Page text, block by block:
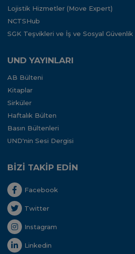
Lojistik Hizmetler (Move Expert)
NCTSHub
SGK Teşvikleri ve İş ve Sosyal
UND YAYINLARI
AB Bülteni
Kitaplar
Sirküler
Haftalık Bülten
Basın Bültenleri
UND'nin Sesi Dergisi
BİZİ TAKİP EDİN
Facebook
Twitter
Instagram
Linkedin